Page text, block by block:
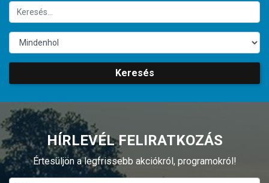
Keresés
HÍRLEVÉL FELIRATKOZÁS
Értesüljön a legfrissebb akciókról, programokról!